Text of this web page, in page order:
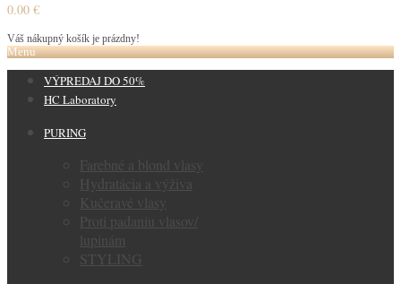
0.00 €
Váš nákupný košík je prázdny!
Menu
VÝPREDAJ DO 50%
HC Laboratory
PURING
Farebné a blond vlasy
Hydratácia a výživa
Kučeravé vlasy
Proti padaniu vlasov/
lupinám
STYLING